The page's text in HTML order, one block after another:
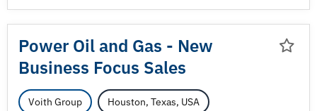
Power Oil and Gas - New
Business Focus Sales
Voith Group Houston, Texas, USA